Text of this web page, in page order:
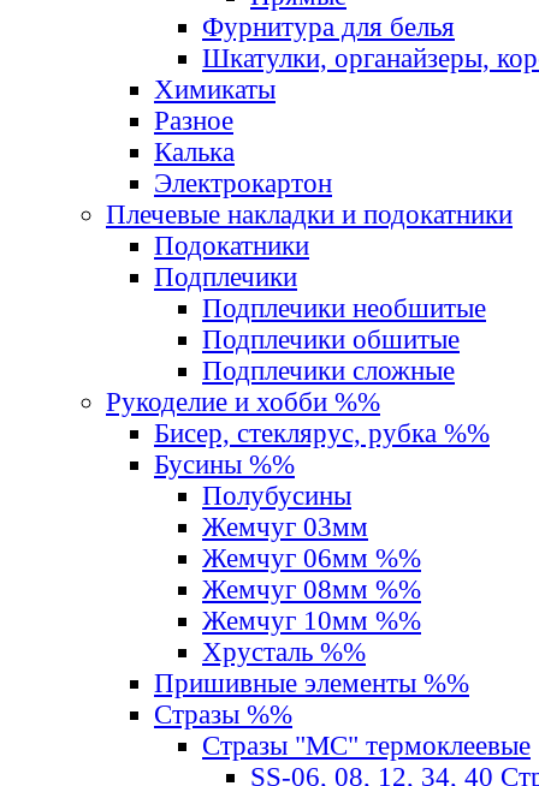
Фурнитура для белья
Шкатулки, органайзеры,
Химикаты
Разное
Калька
Электрокартон
Плечевые накладки и подокатники
Подокатники
Подплечики
Подплечики необшитые
Подплечики обшитые
Подплечики сложные
Рукоделие и хобби %%
Бисер, стеклярус, рубка %%
Бусины %%
Полубусины
Жемчуг 03мм
Жемчуг 06мм %%
Жемчуг 08мм %%
Жемчуг 10мм %%
Хрусталь %%
Пришивные элементы %%
Стразы %%
Стразы "MС" термоклеевые
SS-06, 08, 12, 34, 40